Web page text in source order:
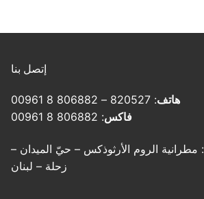
إتصل بنا
هاتف: 820527 – 806882 8 00961
فاكس: 806882 8 00961
: مطرانية الروم الأرثوذكس – حيّ الميدان –
زحلة – لبنان